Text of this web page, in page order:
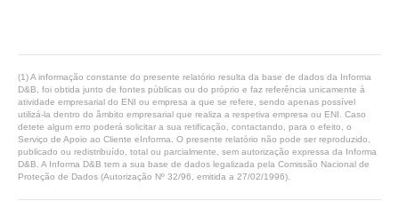
(1) A informação constante do presente relatório resulta da base de dados da Informa
D&B, foi obtida junto de fontes públicas ou do próprio e faz referência unicamente à
atividade empresarial do ENI ou empresa a que se refere, sendo apenas possível
utilizá-la dentro do âmbito empresarial que realiza a respetiva empresa ou ENI. Caso
detete algum erro poderá solicitar a sua retificação, contactando, para o efeito, o
Serviço de Apoio ao Cliente eInforma. O presente relatório não pode ser reproduzido,
publicado ou redistribuído, total ou parcialmente, sem autorização expressa da Informa
D&B. A Informa D&B tem a sua base de dados legalizada pela Comissão Nacional de
Proteção de Dados (Autorização Nº 32/96, emitida a 27/02/1996).